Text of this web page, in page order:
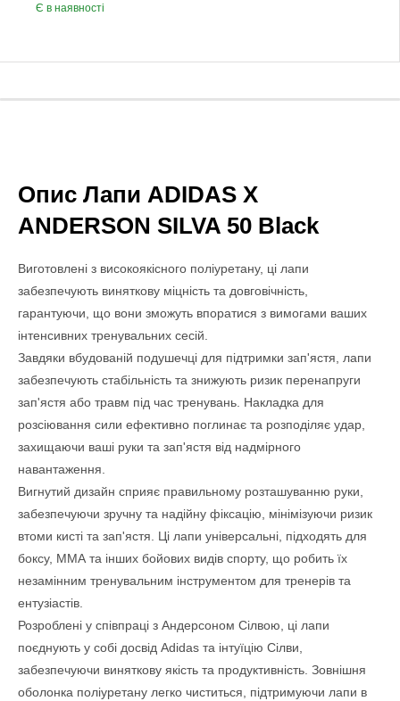
Є в наявності
Опис Лапи ADIDAS X
ANDERSON SILVA 50 Black
Виготовлені з високоякісного поліуретану, ці лапи
забезпечують виняткову міцність та довговічність,
гарантуючи, що вони зможуть впоратися з вимогами ваших
інтенсивних тренувальних сесій.
Завдяки вбудованій подушечці для підтримки зап'ястя, лапи
забезпечують стабільність та знижують ризик перенапруги
зап'ястя або травм під час тренувань. Накладка для
розсіювання сили ефективно поглинає та розподіляє удар,
захищаючи ваші руки та зап'ястя від надмірного
навантаження.
Вигнутий дизайн сприяє правильному розташуванню руки,
забезпечуючи зручну та надійну фіксацію, мінімізуючи ризик
втоми кисті та зап'ястя. Ці лапи універсальні, підходять для
боксу, ММА та інших бойових видів спорту, що робить їх
незамінним тренувальним інструментом для тренерів та
ентузіастів.
Розроблені у співпраці з Андерсоном Сілвою, ці лапи
поєднують у собі досвід Adidas та інтуїцію Сілви,
забезпечуючи виняткову якість та продуктивність. Зовнішня
оболонка поліуретану легко чиститься, підтримуючи лапи в